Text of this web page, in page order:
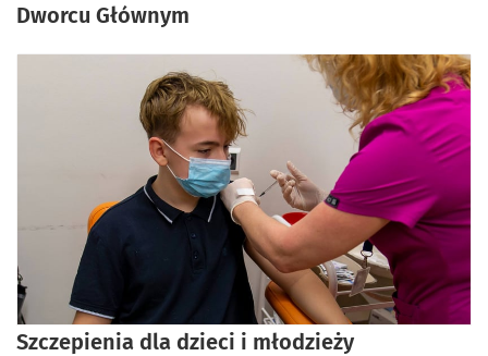
Dworcu Głównym
Szczepienia dla dzieci i młodzieży